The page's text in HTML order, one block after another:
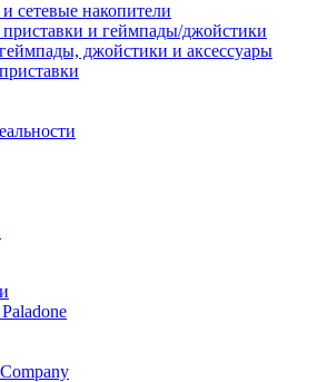
сетевые накопители
и геймпады/джойстики
джойстики и аксессуары